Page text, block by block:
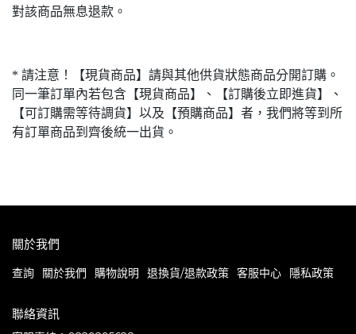
對該商品無息退款。
* 請注意！【現貨商品】請與其他供貨狀態商品分開訂購。
同一筆訂單內若包含【現貨商品】、【訂購後立即進貨】、
【可訂購需等待調貨】以及【預購商品】者，我們將等到所
有訂單商品到齊後統一出貨。
關於我們
查詢 關於我們 購物說明 退換貨/退款政策 客服中心 隱私政策
聯絡資訊